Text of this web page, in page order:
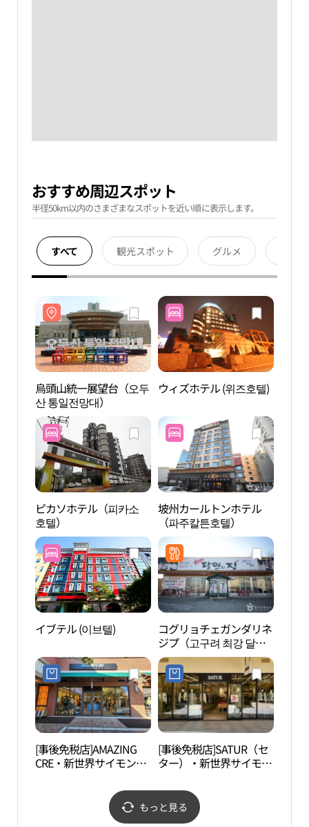
おすすめ周辺スポット
半径50km以内のさまざまなスポットを近い順に表示します。
すべて 観光スポット グルメ
烏頭山統一展望台（오두
산 통일전망대）
ウィズホテル (위즈호텔)
ピカソホテル（피카소
호텔）
坡州カールトンホテル
（파주칼튼호텔）
イブテル (이브텔)
コグリョチェガンダリネ
ジプ（고구려 최강 달인
의 집）
[事後免税店]AMAZING
CRE・新世界サイモンプ
ジュ（坡州）店(어메이
징크리 신세계사이먼프
리미엄아울렛 파주점)
[事後免税店]SATUR（セ
ター）・新世界サイモン
パジュ（坡州）店(세터
신세계사이먼프리미엄아
울렛 파주점)
もっと見る